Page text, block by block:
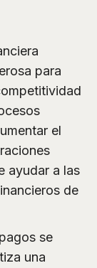
para
el
ayudar a las
de
se
una